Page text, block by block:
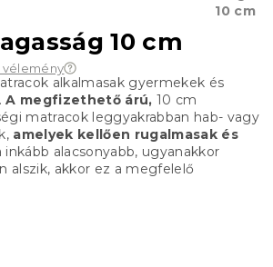
10 cm
10 cm
vélemény
alkalmasak gyermekek és
A megfizethető árú, 10 cm
matracok leggyakrabban hab- vagy
amelyek kellően rugalmasak és
inkább alacsonyabb, ugyanakkor
alszik, akkor ez a megfelelő